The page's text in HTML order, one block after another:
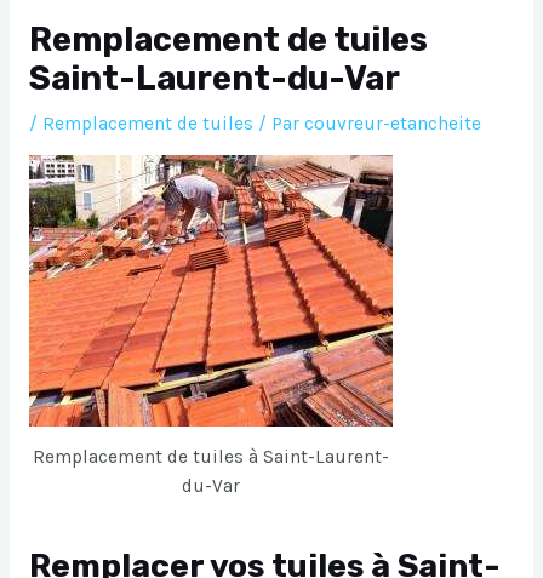
Remplacement de tuiles
Saint-Laurent-du-Var
/ Remplacement de tuiles / Par couvreur-etancheite
Remplacement de tuiles à Saint-Laurent-
du-Var
Remplacer vos tuiles à Saint-